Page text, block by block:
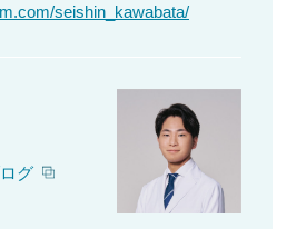
seishin_kawabata/
グ